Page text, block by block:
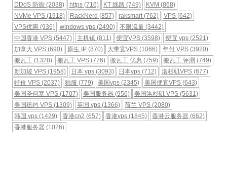
DDoS 防御 (2038) https(716) KT 线路 (749) KVM (868)
NVMe VPS (1918) RackNerd (857) raksmart(762) VPS(642)
VPS优惠 (936) windows vps(2490) 不限流量 (3442)
中国香港 VPS (5447) 主机镇(811) 便宜VPS (3598) 便宜 vps(2521)
加拿大 VPS (690) 原生 IP(870) 大带宽VPS (1066) 年付 VPS(3920)
搬瓦工 (1328) 搬瓦工 VPS(776) 搬瓦工 优惠 (759) 搬瓦工 评测 (749)
新加坡 VPS (1958) 日本 vps(3093) 日本vps (712) 洛杉矶VPS(677)
特价 VPS (2037) 独服 (779) 美国vps (2345) 美国便宜VPS(643)
美国圣何塞 VPS (1707) 美国服务器 (956) 美国洛杉矶 VPS (5631)
美国纽约 VPS (1309) 英国 vps(1366) 荷兰 VPS (2080)
韩国 vps (1429) 香港cn2 (657) 香港vps (1845) 香港云服务器 (662)
香港服务器 (1026)